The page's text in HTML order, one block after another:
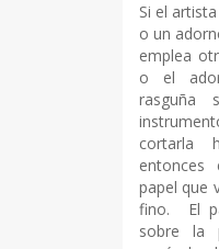
Si el
o un
emplea
o el
cortarla
papel que
fino. El
sobre la